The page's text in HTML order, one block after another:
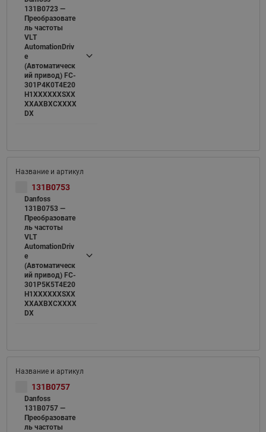
131B0723 —
Преобразовате
ль частоты
VLT
AutomationDriv
e
(Автоматическ
ий привод) FC-
301P4K0T4E20
H1XXXXXXSXX
XXAXBXCXXXX
DX
131B0753
Danfoss
131B0753 —
Преобразовате
ль частоты
VLT
AutomationDriv
e
(Автоматическ
ий привод) FC-
301P5K5T4E20
H1XXXXXXSXX
XXAXBXCXXXX
DX
131B0757
Danfoss
131B0757 —
Преобразовате
ль частоты